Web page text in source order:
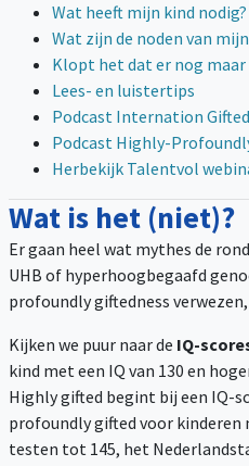
Wat heeft mijn kind nodig?
Wat zijn de noden van
Klopt het dat er nog
Lees- en luistertips
Podcast Internation
Podcast Highly-
Herbekijk Talentvol
Wat is het (niet)?
Er gaan heel wat mythes de
UHB of hyperhoogbegaafd
profoundly giftedness
Kijken we puur naar de IQ-
kind met een IQ van 130 en
Highly gifted begint bij een IQ-
profoundly gifted voor kinderen
testen tot 145, het